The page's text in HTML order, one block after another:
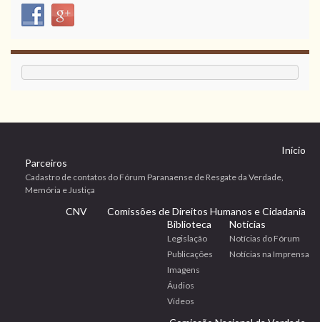
Início
Parceiros
Cadastro de contatos do Fórum Paranaense de Resgate da Verdade,
Memória e Justiça
CNV
Comissões de Direitos Humanos e Cidadania
Biblioteca
Legislação
Publicações
Imagens
Áudios
Vídeos
Notícias
Notícias do Fórum
Notícias na Imprensa